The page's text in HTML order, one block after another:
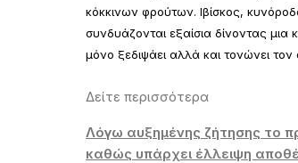
κόκκινων φρούτων. Ιβίσκος,
συνδυάζονται εξαίσια δίνοντας
μόνο ξεδιψάει αλλά και τονώνει τον
Δείτε περισσότερα
Λόγω αυξημένης ζήτησης το
καθώς υπάρχει έλλειψη